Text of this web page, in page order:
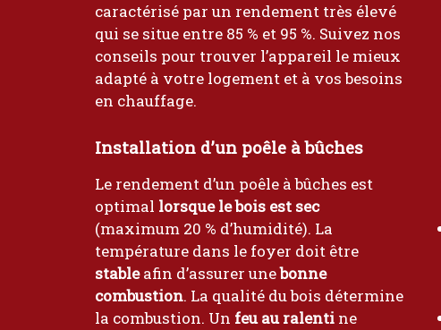
caractérisé par un rendement très élevé
qui se situe entre 85 % et 95 %. Suivez nos
conseils pour trouver l’appareil le mieux
adapté à votre logement et à vos besoins
en chauffage.
Installation d’un poêle à bûches
Le rendement d’un poêle à bûches est
optimal lorsque le bois est sec
(maximum 20 % d’humidité). La
température dans le foyer doit être
stableafin d’assurer unebonne
combustion. La qualité du bois détermine
la combustion. Un feu au ralenti ne